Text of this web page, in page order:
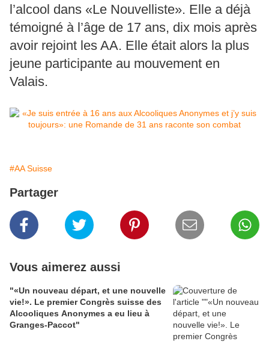
l’alcool dans «Le Nouvelliste». Elle a déjà
témoigné à l’âge de 17 ans, dix mois après
avoir rejoint les AA. Elle était alors la plus
jeune participante au mouvement en
Valais.
#AA Suisse
Partager
Vous aimerez aussi
"«Un nouveau départ, et une nouvelle
vie!». Le premier Congrès suisse des
Alcooliques Anonymes a eu lieu à
Granges-Paccot"